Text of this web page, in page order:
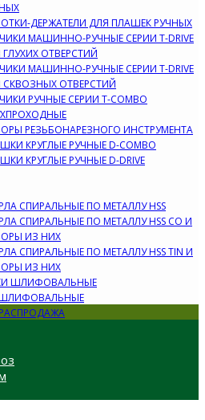
ДЕРЖАТЕЛИ ДЛЯ ПЛАШЕК РУЧНЫХ
МАШИННО-РУЧНЫЕ СЕРИИ T-DRIVE
ГЛУХИХ ОТВЕРСТИЙ
МАШИННО-РУЧНЫЕ СЕРИИ T-DRIVE
СКВОЗНЫХ ОТВЕРСТИЙ
РУЧНЫЕ СЕРИИ T-COMBO
РЕЗЬБОНАРЕЗНОГО ИНСТРУМЕНТА
КРУГЛЫЕ РУЧНЫЕ D-COMBO
КРУГЛЫЕ РУЧНЫЕ D-DRIVE
СПИРАЛЬНЫЕ ПО МЕТАЛЛУ HSS
СПИРАЛЬНЫЕ ПО МЕТАЛЛУ HSS CO И
ИЗ НИХ
СПИРАЛЬНЫЕ ПО МЕТАЛЛУ HSS TIN И
ИЗ НИХ
РАСПРОДАЖА